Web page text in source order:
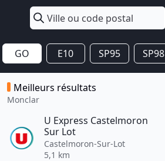
GO E10 SP95 SP98
Meilleurs résultats
Monclar
U Express Castelmoron
Sur Lot
Castelmoron-Sur-Lot
5,1 km